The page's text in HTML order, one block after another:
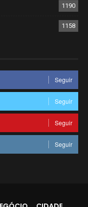
1190
1158
Seguir
Seguir
Seguir
Seguir